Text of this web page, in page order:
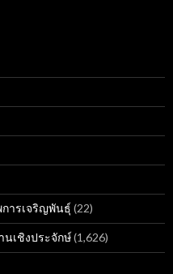
ารเจริญพันธุ์ (22)
เชิงประจักษ์(1,626)